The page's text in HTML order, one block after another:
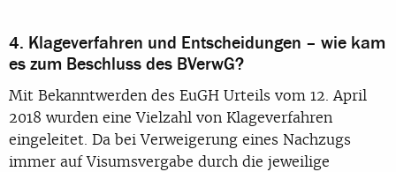
4. Klageverfahren und Entscheidungen – wie kam
es zum Beschluss des BVerwG?
Mit Bekanntwerden des EuGH Urteils vom 12. April
2018 wurden eine Vielzahl von Klageverfahren
eingeleitet. Da bei Verweigerung eines Nachzugs
immer auf Visumsvergabe durch die jeweilige